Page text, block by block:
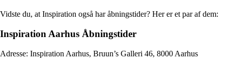
Vidste du, at Inspiration også har åbningstider? Her er et par af dem:
Inspiration Aarhus Åbningstider
Adresse: Inspiration Aarhus, Bruun’s Galleri 46, 8000 Aarhus